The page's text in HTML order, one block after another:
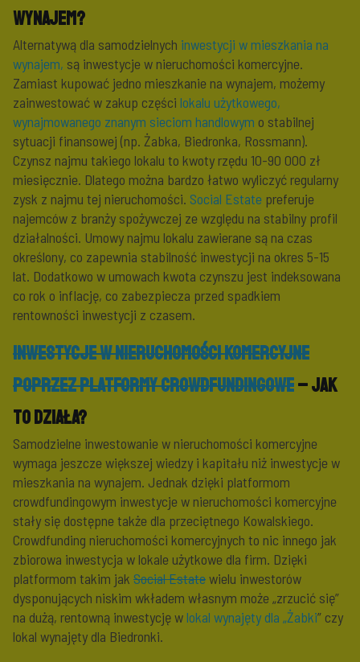
wynajem?
Alternatywą dla samodzielnych inwestycji w mieszkania na
wynajem, są inwestycje w nieruchomości komercyjne.
Zamiast kupować jedno mieszkanie na wynajem, możemy
zainwestować w zakup części lokalu użytkowego,
wynajmowanego znanym sieciom handlowym o stabilnej
sytuacji finansowej (np. Żabka, Biedronka, Rossmann).
Czynsz najmu takiego lokalu to kwoty rzędu 10-90 000 zł
miesięcznie. Dlatego można bardzo łatwo wyliczyć regularny
zysk z najmu tej nieruchomości. Social Estate preferuje
najemców z branży spożywczej ze względu na stabilny profil
działalności. Umowy najmu lokalu zawierane są na czas
określony, co zapewnia stabilność inwestycji na okres 5-15
lat. Dodatkowo w umowach kwota czynszu jest indeksowana
co rok o inflację, co zabezpiecza przed spadkiem
rentowności inwestycji z czasem.
Inwestycje w nieruchomości komercyjne
poprzez platformy crowdfundingowe– jak
to działa?
Samodzielne inwestowanie w nieruchomości komercyjne
wymaga jeszcze większej wiedzy i kapitału niż inwestycje w
mieszkania na wynajem. Jednak dzięki platformom
crowdfundingowym inwestycje w nieruchomości komercyjne
stały się dostępne także dla przeciętnego Kowalskiego.
Crowdfunding nieruchomości komercyjnych to nic innego jak
zbiorowa inwestycja w lokale użytkowe dla firm. Dzięki
platformom takim jak Social Estatewielu inwestorów
dysponujących niskim wkładem własnym może „zrzucić się”
na dużą, rentowną inwestycję wlokal wynajęty dla „Żabki” czy
lokal wynajęty dla Biedronki.